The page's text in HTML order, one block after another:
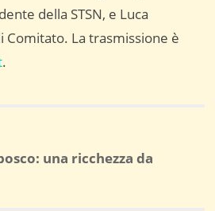
della STSN, e Luca
Comitato. La trasmissione è
.
una ricchezza da